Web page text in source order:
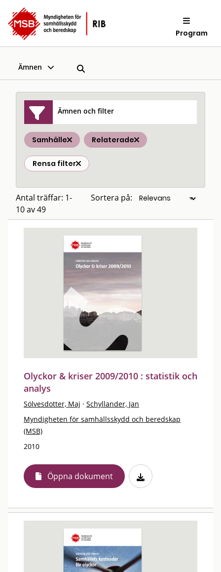
Program
Ämnen
Ämnen och filter
Samhälle Relaterade
Rensa filter
Antal träffar: 1-
10 av 49
Sortera på:
Olyckor & kriser 2009/2010 : statistik och
analys
Sölvesdotter, Maj · Schyllander, Jan
Myndigheten för samhällsskydd och beredskap
(MSB)
2010
Öppna dokument